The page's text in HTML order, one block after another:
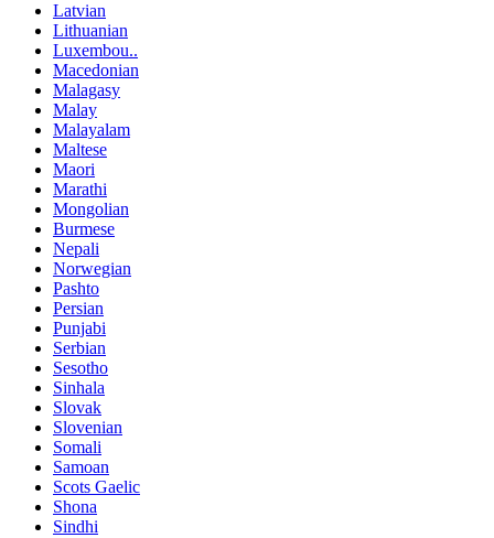
Latvian
Lithuanian
Luxembou..
Macedonian
Malagasy
Malay
Malayalam
Maltese
Maori
Marathi
Mongolian
Burmese
Nepali
Norwegian
Pashto
Persian
Punjabi
Serbian
Sesotho
Sinhala
Slovak
Slovenian
Somali
Samoan
Scots Gaelic
Shona
Sindhi